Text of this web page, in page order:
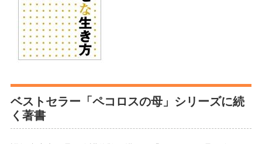
ベストセラー「ペコロスの母」シリーズに続
く著書